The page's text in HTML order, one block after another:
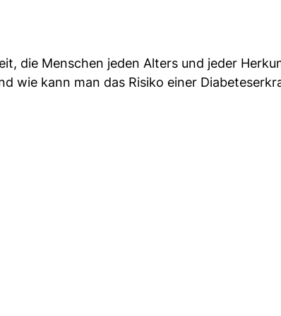
die Menschen jeden Alters und jeder
wie kann man das Risiko einer